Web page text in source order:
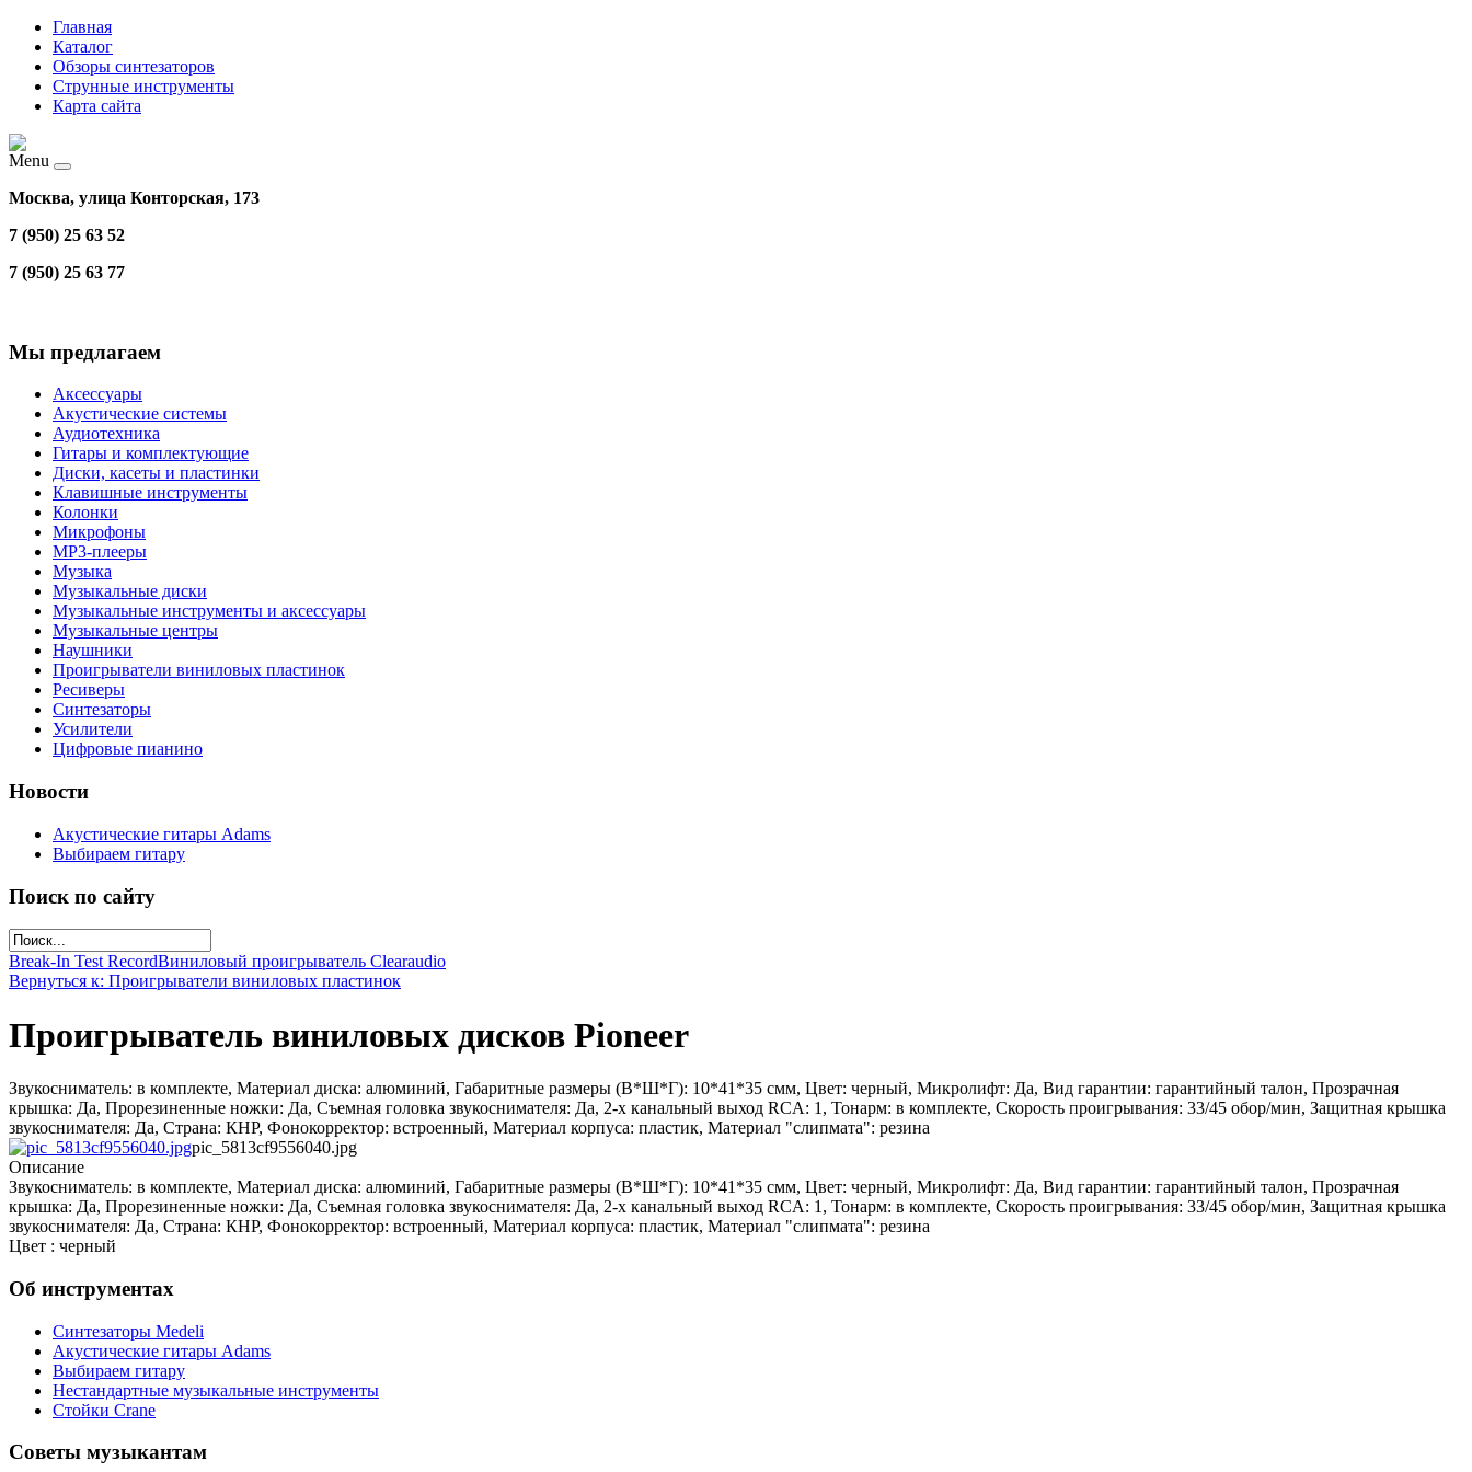
Главная
Каталог
Обзоры синтезаторов
Струнные инструменты
Карта сайта
Menu
Москва, улица Конторская, 173
7 (950) 25 63 52
7 (950) 25 63 77
Мы предлагаем
Аксессуары
Акустические системы
Аудиотехника
Гитары и комплектующие
Диски, касеты и пластинки
Клавишные инструменты
Колонки
Микрофоны
МР3-плееры
Музыка
Музыкальные диски
Музыкальные инструменты и аксессуары
Музыкальные центры
Наушники
Проигрыватели виниловых пластинок
Ресиверы
Синтезаторы
Усилители
Цифровые пианино
Новости
Акустические гитары Adams
Выбираем гитару
Поиск по сайту
Break-In Test RecordВиниловый проигрыватель Clearaudio
Вернуться к: Проигрыватели виниловых пластинок
Проигрыватель виниловых дисков Pioneer
Звукосниматель: в комплекте, Материал диска: алюминий, Габаритные размеры (В*Ш*Г): 10*41*35 смм, Цвет: черный, Микролифт: Да, Вид гарантии: гарантийный талон, Прозрачная
крышка: Да, Прорезиненные ножки: Да, Съемная головка звукоснимателя: Да, 2-х канальный выход RCA: 1, Тонарм: в комплекте, Скорость проигрывания: 33/45 обор/мин, Защитная крышка
звукоснимателя: Да, Страна: КНР, Фонокорректор: встроенный, Материал корпуса: пластик, Материал "слипмата": резина
pic_5813cf9556040.jpg
Описание
Звукосниматель: в комплекте, Материал диска: алюминий, Габаритные размеры (В*Ш*Г): 10*41*35 смм, Цвет: черный, Микролифт: Да, Вид гарантии: гарантийный талон, Прозрачная
крышка: Да, Прорезиненные ножки: Да, Съемная головка звукоснимателя: Да, 2-х канальный выход RCA: 1, Тонарм: в комплекте, Скорость проигрывания: 33/45 обор/мин, Защитная крышка
звукоснимателя: Да, Страна: КНР, Фонокорректор: встроенный, Материал корпуса: пластик, Материал "слипмата": резина
Цвет : черный
Об инструментах
Синтезаторы Мedeli
Акустические гитары Adams
Выбираем гитару
Нестандартные музыкальные инструменты
Стойки Crane
Советы музыкантам